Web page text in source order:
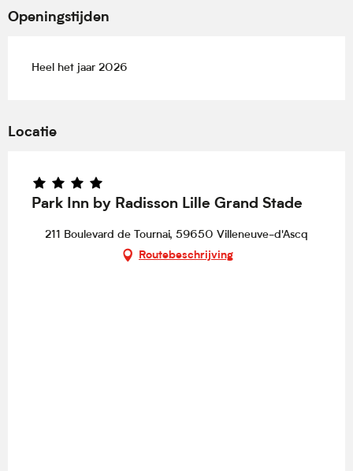
Openingstijden
Heel het jaar 2026
Locatie
Park Inn by Radisson Lille Grand Stade
211 Boulevard de Tournai, 59650 Villeneuve-d'Ascq
Routebeschrijving